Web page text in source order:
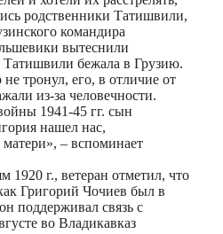
родственники Татишвили,
командира
вытеснили
Татишвили бежала в Грузию.
тронул, его, в отличие от
из-за человечности.
1941-45 гг. сын
нашел нас,
– вспоминает
1920 г., ветеран отметил, что
Григорий Чочиев был в
поддерживал связь с
во Владикавказ